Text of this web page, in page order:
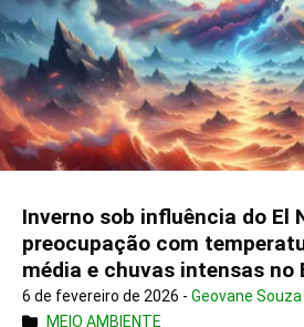
Inverno sob influência do El
preocupação com
média e chuvas intensas no
6 de fevereiro de 2026 - Geovane Souza
MEIO AMBIENTE